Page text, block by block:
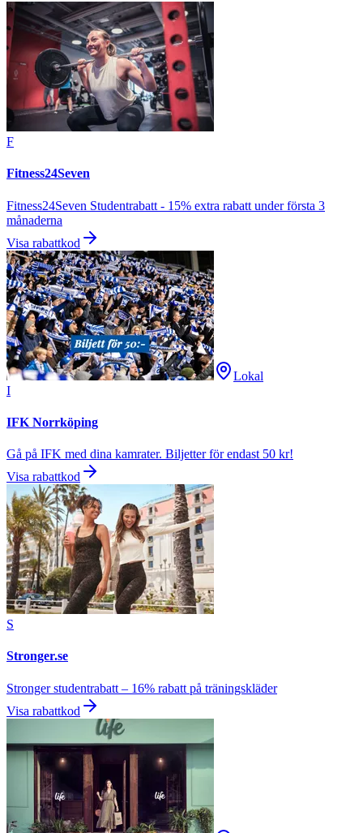
F
Fitness24Seven
Fitness24Seven Studentrabatt - 15% extra rabatt under första 3
månaderna
Visa rabattkod
Lokal
I
IFK Norrköping
Gå på IFK med dina kamrater. Biljetter för endast 50 kr!
Visa rabattkod
S
Stronger.se
Stronger studentrabatt – 16% rabatt på träningskläder
Visa rabattkod